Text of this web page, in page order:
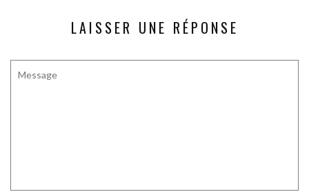
LAISSER UNE RÉPONSE